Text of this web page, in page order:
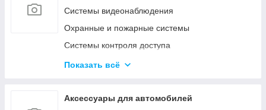
Системы видеонаблюдения
Охранные и пожарные системы
Системы контроля доступа
Системы оповещения и аудиотрансляция
Показать всё
Аксессуары для автомобилей